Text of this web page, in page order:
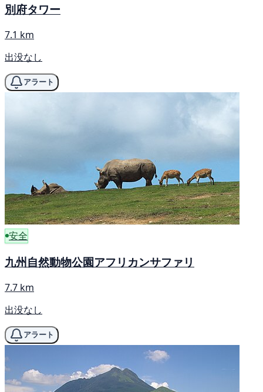
別府タワー
7.1 km
出没なし
アラート
安全
九州自然動物公園アフリカンサファリ
7.7 km
出没なし
アラート